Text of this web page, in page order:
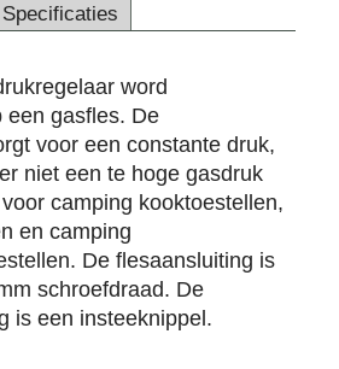
Specificaties
word
een gasfles. De
voor een constante druk,
niet een te hoge gasdruk
camping kooktoestellen,
en camping
De flesaansluiting is
schroefdraad. De
is een insteeknippel.